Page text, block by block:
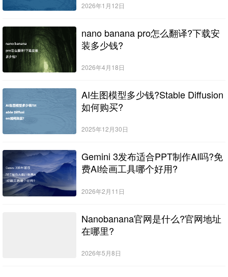
2026年1月12日
nano banana pro怎么翻译?下载安
装多少钱?
2026年4月18日
AI生图模型多少钱?Stable Diffusion
如何购买?
2025年12月30日
Gemini 3发布适合PPT制作AI吗?免
费AI绘画工具哪个好用?
2026年2月11日
Nanobanana官网是什么?官网地址
在哪里?
2026年5月8日